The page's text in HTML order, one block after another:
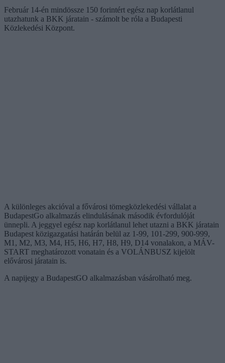
Február 14-én mindössze 150 forintért egész nap korlátlanul
utazhatunk a BKK járatain - számolt be róla a Budapesti
Közlekedési Központ.
A különleges akcióval a fővárosi tömegközlekedési vállalat a
BudapestGo alkalmazás elindulásának második évfordulóját
ünnepli. A jeggyel egész nap korlátlanul lehet utazni a BKK járatain
Budapest közigazgatási határán belül az 1-99, 101-299, 900-999,
M1, M2, M3, M4, H5, H6, H7, H8, H9, D14 vonalakon, a MÁV-
START meghatározott vonatain és a VOLÁNBUSZ kijelölt
elővárosi járatain is.
A napijegy a BudapestGO alkalmazásban vásárolható meg.